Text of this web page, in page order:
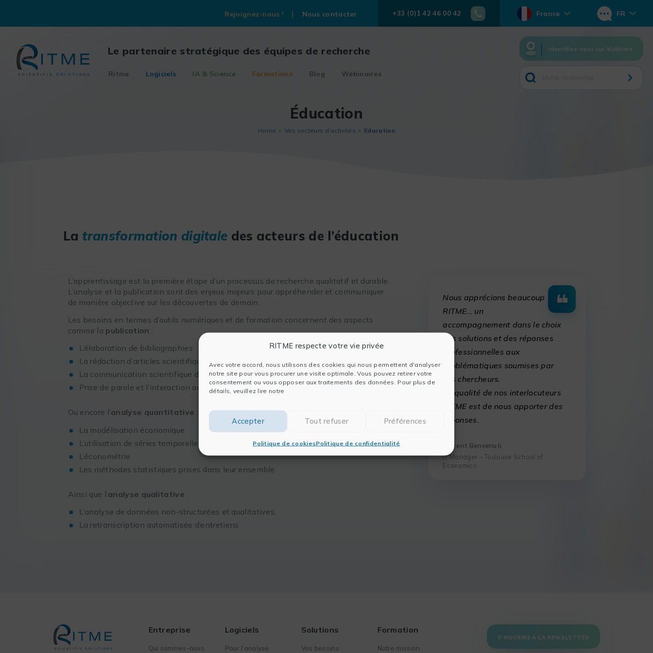
RITME respecte votre vie privée
Avec votre accord, nous utilisons des cookies qui nous permettent d'analyser
notre site pour vous procurer une visite optimale. Vous pouvez retirer votre
consentement ou vous opposer aux traitements des données. Pour plus de
détails, veuillez lire notre
Accepter Tout refuser Préférences
Politique de cookiesPolitique de confidentialité
content
Rejoignez-nous ! Nous contacter +33 (0)1 42 46 00 42 France FR
Le partenaire stratégique des équipes de recherche
Ritme Logiciels IA & Science Formations Blog Webinaires
Identifiez-vous sur MyRitme
Éducation
Home Vos secteurs d’activités Éducation
La transformation digitale des acteurs de l’éducation
L’apprentissage est la première étape d’un processus de recherche qualitatif et durable.
L’analyse et la publication sont des enjeux majeurs pour appréhender et communiquer
de manière objective sur les découvertes de demain.
Les besoins en termes d’outils numériques et de formation concernent des aspects
comme la publication :
L’élaboration de bibliographies
La rédaction d’articles scientifiques et leur publication
La communication scientifique dans son ensemble
Prise de parole et l’interaction avec les média
Ou encore l’analyse quantitative :
La modélisation économique
L’utilisation de séries temporelles et la prévision
L’économétrie
Les méthodes statistiques prises dans leur ensemble
Ainsi que l’analyse qualitative :
L’analyse de données non-structurées et qualitatives.
La retranscription automatisée d’entretiens
Nous apprécions beaucoup
RITME… un
accompagnement dans le choix
des solutions et des réponses
professionnelles aux
problématiques soumises par
nos chercheurs.
La qualité de nos interlocuteurs
RITME est de nous apporter des
réponses.
Laurent Benvenuti
IT Manager – Toulouse School of
Economics
Entreprise
Qui sommes-nous
Logiciels
Pour l’analyse
Solutions
Vos besoins
Formation
Notre mission
S'INSCRIRE À LA NEWSLETTER